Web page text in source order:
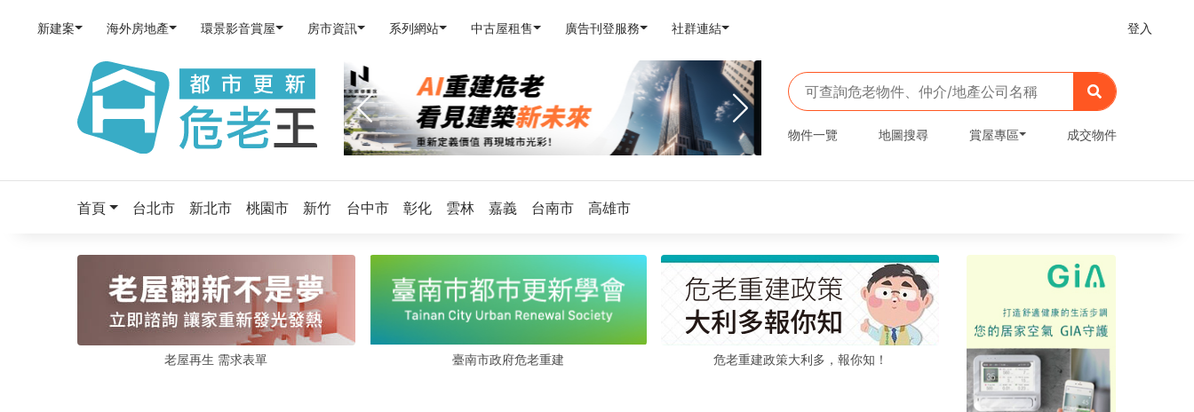
新建案 海外房地產 環景影音賞屋 房市資訊 系列網站 中古屋租售 廣告刊登服務 社群連結 登入
物件一覽 地圖搜尋 賞屋專區 成交物件
首頁 台北市 新北市 桃園市 新竹 台中市 彰化 雲林 嘉義 台南市 高雄市
老屋再生 需求表單 臺南市政府危老重建 危老重建政策大利多，報你知！